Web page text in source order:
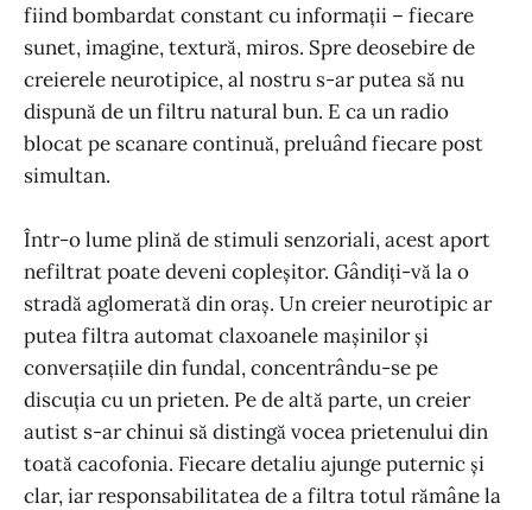
fiind bombardat constant cu informații – fiecare
sunet, imagine, textură, miros. Spre deosebire de
creierele neurotipice, al nostru s-ar putea să nu
dispună de un filtru natural bun. E ca un radio
blocat pe scanare continuă, preluând fiecare post
simultan.
Într-o lume plină de stimuli senzoriali, acest aport
nefiltrat poate deveni copleșitor. Gândiți-vă la o
stradă aglomerată din oraș. Un creier neurotipic ar
putea filtra automat claxoanele mașinilor și
conversațiile din fundal, concentrându-se pe
discuția cu un prieten. Pe de altă parte, un creier
autist s-ar chinui să distingă vocea prietenului din
toată cacofonia. Fiecare detaliu ajunge puternic și
clar, iar responsabilitatea de a filtra totul rămâne la